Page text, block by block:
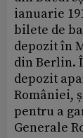
ianuarie
bilete de
depozit în
din Berlin.
depozit
României,
pentru a
Generale